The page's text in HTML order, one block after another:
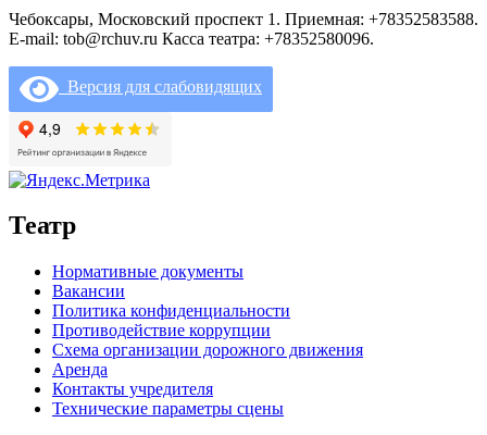
Чебоксары, Московский проспект 1. Приемная: +78352583588.
E-mail: tob@rchuv.ru Касса театра: +78352580096.
Версия для слабовидящих
Театр
Нормативные документы
Вакансии
Политика конфиденциальности
Противодействие коррупции
Схема организации дорожного движения
Аренда
Контакты учредителя
Технические параметры сцены